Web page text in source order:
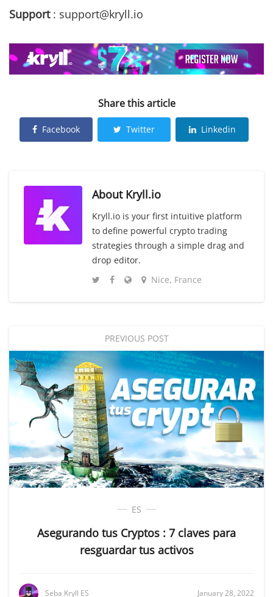
Support: support@kryll.io
Share this article
Facebook Twitter Linkedin
About Kryll.io
Kryll.io is your first intuitive platform
to define powerful crypto trading
strategies through a simple drag and
drop editor.
Nice, France
PREVIOUS POST
ES
Asegurando tus Cryptos : 7 claves para
resguardar tus activos
Seba Kryll ES January 28, 2022